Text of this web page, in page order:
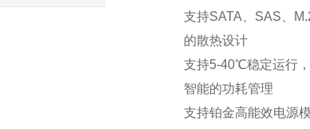
支持SATA、SAS、M.2
的散热设计
支持5-40℃稳定运行，
智能的功耗管理
支持铂金高能效电源